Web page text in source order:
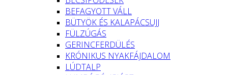
BEFAGYOTT VÁLL
BÜTYÖK ÉS KALAPÁCSUJJ
FÜLZÚGÁS
GERINCFERDÜLÉS
KRÓNIKUS NYAKFÁJDALOM
LÚDTALP